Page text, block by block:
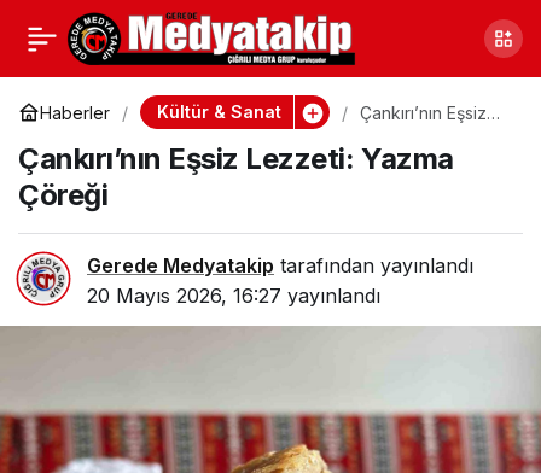
Haberler Kültür & Sanat
Çankırı’nın Eşsiz
Çöreği
Çankırı’nın Eşsiz Lezzeti: Yazma
Çöreği
Gerede Medyatakip tarafından yayınlandı
20 Mayıs 2026, 16:27 yayınlandı
Ankara Sincan’da
Gençlik Festivali
Coşkusu
Paylaş